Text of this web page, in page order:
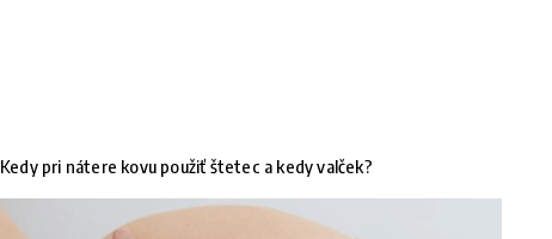
Kedy pri nátere kovu použiť štetec a kedy valček?